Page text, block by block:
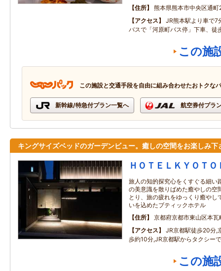
住所
熊本県熊本市中央区通町
アクセス
JR熊本駅より車で7
バスで「河原町バス停」下車、徒
この施
この施設と交通手段を自由に組み合わせたおトクな
新幹線/特急付プラン一覧へ 航空券付プラ
キングサイズベッドのガーデンビュー。癒しの空間をお楽しみ下
ＨＯＴＥＬＫＹＯＴＯ
旅人の知的探究心をくすぐる細い
の美意識を散りばめた癒やしの空
とり、旅の疲れをゆっくり癒やし
いを込めたブティックホテル
住所
京都府京都市東山区本瓦
アクセス
JR京都駅徒歩20分,
歩約10分,JR京都駅からタクシー
この施